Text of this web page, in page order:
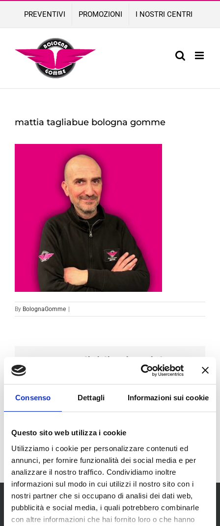
Consenso Dettagli Informazioni sui cookie
Questo sito web utilizza i cookie
Utilizziamo i cookie per personalizzare contenuti ed
annunci, per fornire funzionalità dei social media e per
analizzare il nostro traffico. Condividiamo inoltre
informazioni sul modo in cui utilizzi il nostro sito con i
nostri partner che si occupano di analisi dei dati web,
pubblicità e social media, i quali potrebbero combinarle
con altre informazioni che hai fornito loro o che hanno
content
PREVENTIVI PROMOZIONI I NOSTRI CENTRI
mattia tagliabue bologna gomme
By BolognaGomme
Condividi sui social
FacebookLinkedInEmail